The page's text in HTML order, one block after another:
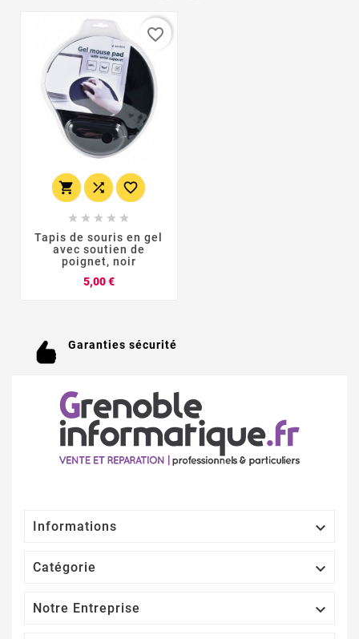
  
    
Tapis de souris en gel
avec soutien de
poignet, noir
5,00 €Prix
favorite_border
Garanties sécurité
Informations 
Catégorie 
Notre Entreprise 